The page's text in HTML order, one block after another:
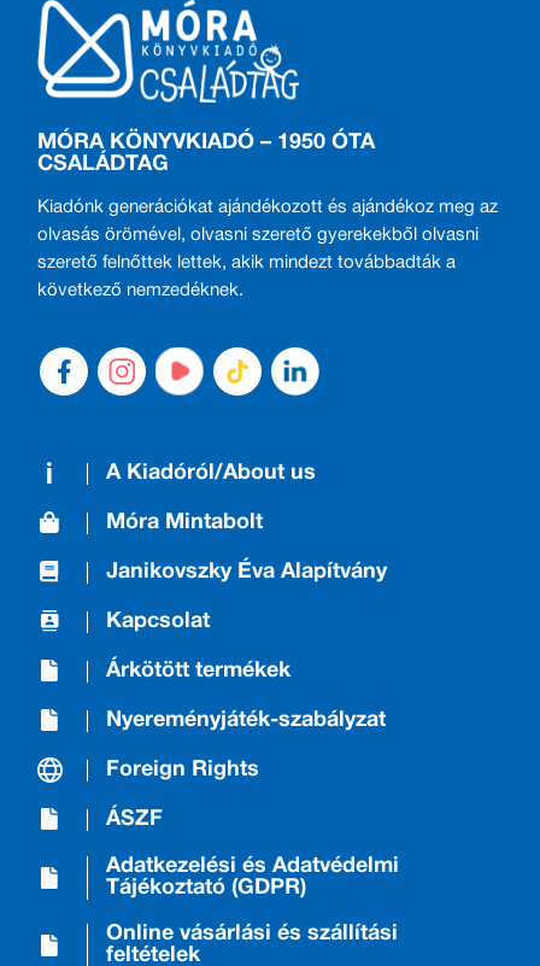
MÓRA KÖNYVKIADÓ – 1950 ÓTA
CSALÁDTAG
Kiadónk generációkat ajándékozott és ajándékoz meg az
olvasás örömével, olvasni szerető gyerekekből olvasni
szerető felnőttek lettek, akik mindezt továbbadták a
következő nemzedéknek.
A Kiadóról/About us
Móra Mintabolt
Janikovszky Éva Alapítvány
Kapcsolat
Árkötött termékek
Nyereményjáték-szabályzat
Foreign Rights
ÁSZF
Adatkezelési és Adatvédelmi
Tájékoztató (GDPR)
Online vásárlási és szállítási
feltételek